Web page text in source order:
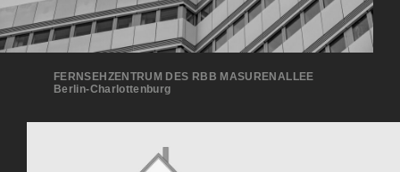
FERNSEHZENTRUM DES RBB MASURENALLEE
Ber­lin-Charlottenburg